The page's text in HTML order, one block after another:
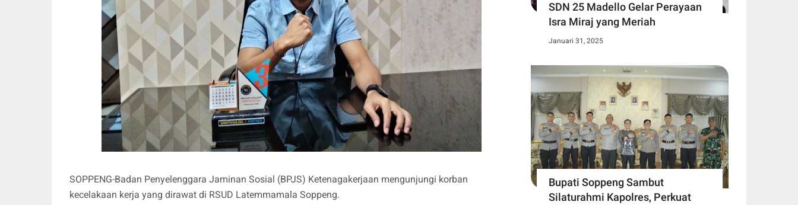
SOPPENG-Badan Penyelenggara Jaminan Sosial (BPJS) Ketenagakerjaan mengunjungi korban
kecelakaan kerja yang dirawat di RSUD Latemmamala Soppeng.
SDN 25 Madello Gelar Perayaan
Isra Miraj yang Meriah
Januari 31, 2025
Bupati Soppeng Sambut
Silaturahmi Kapolres, Perkuat